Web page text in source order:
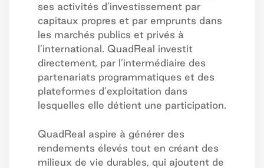
ses activités d’investissement par
capitaux propres et par emprunts dans
les marchés publics et privés à
l’international. QuadReal investit
directement, par l’intermédiaire des
partenariats programmatiques et des
plateformes d’exploitation dans
lesquelles elle détient une participation.
QuadReal aspire à générer des
rendements élevés tout en créant des
milieux de vie durables, qui ajoutent de